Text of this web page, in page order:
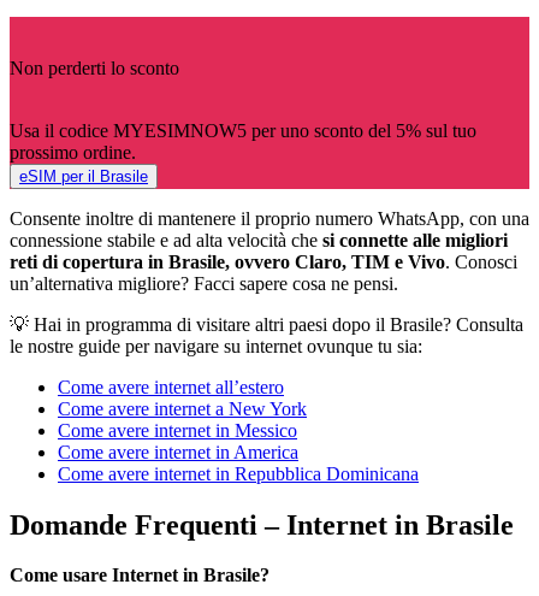
Non perderti lo sconto
Usa il codice MYESIMNOW5 per uno sconto del 5% sul tuo
prossimo ordine.
eSIM per il Brasile
Consente inoltre di mantenere il proprio numero WhatsApp, con una
connessione stabile e ad alta velocità che si connette alle migliori
reti di copertura in Brasile, ovvero Claro, TIM e Vivo. Conosci
un’alternativa migliore? Facci sapere cosa ne pensi.
💡 Hai in programma di visitare altri paesi dopo il Brasile? Consulta
le nostre guide per navigare su internet ovunque tu sia:
Come avere internet all’estero
Come avere internet a New York
Come avere internet in Messico
Come avere internet in America
Come avere internet in Repubblica Dominicana
Domande Frequenti – Internet in Brasile
Come usare Internet in Brasile?